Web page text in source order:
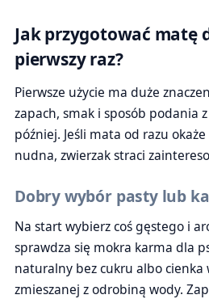
Jak przygotować matę
pierwszy raz?
Pierwsze użycie ma duże
zapach, smak i sposób podania
później. Jeśli mata od razu
nudna, zwierzak straci
Dobry wybór pasty lub
Na start wybierz coś gęstego i
sprawdza się mokra karma dla
naturalny bez cukru albo
zmieszanej z odrobiną wody.